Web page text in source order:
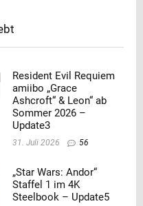
Resident Evil Requiem
amiibo „Grace
Ashcroft“ & Leon“ ab
Sommer 2026 –
Update3
31. Juli 2026 56
„Star Wars: Andor“
Staffel 1 im 4K
Steelbook – Update5